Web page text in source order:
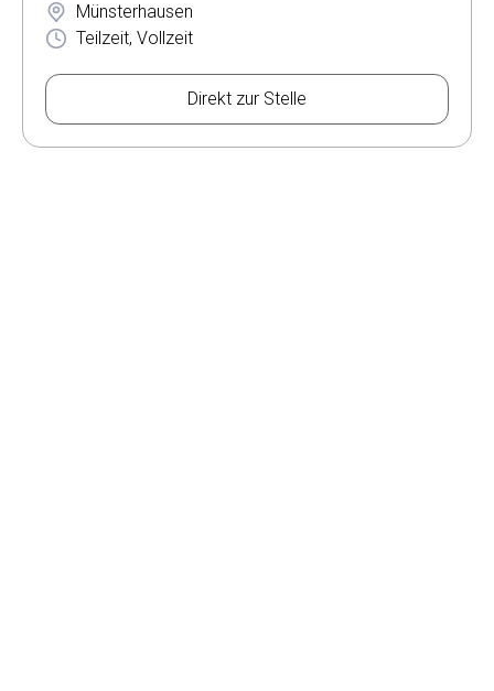
Münsterhausen
Teilzeit, Vollzeit
Direkt zur Stelle